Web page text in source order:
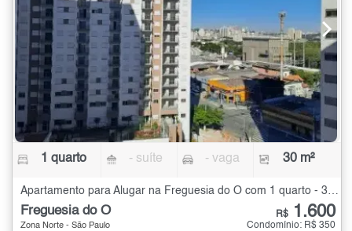
1 quarto - suíte - vaga 30 m²
Freguesia do Ó
Zona Norte - São Paulo
R$ 1.600
Condomínio: R$ 350